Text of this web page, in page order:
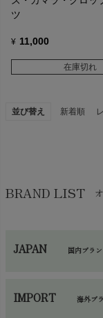
ツ
¥ 11,000
在庫切れ
並び替え 新着順
BRAND LIST
JAPAN 国内ブラ
IMPORT海外ブ